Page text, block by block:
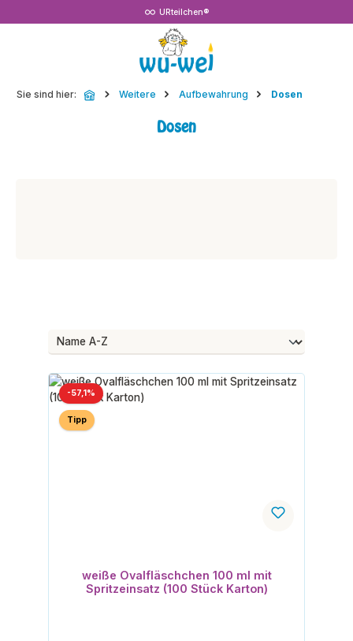
URteilchen®
Sie sind hier: Weitere Aufbewahrung Dosen
Dosen
-57,1%Rabatt
Tipp
weiße Ovalfläschchen 100 ml mit
Spritzeinsatz (100 Stück Karton)